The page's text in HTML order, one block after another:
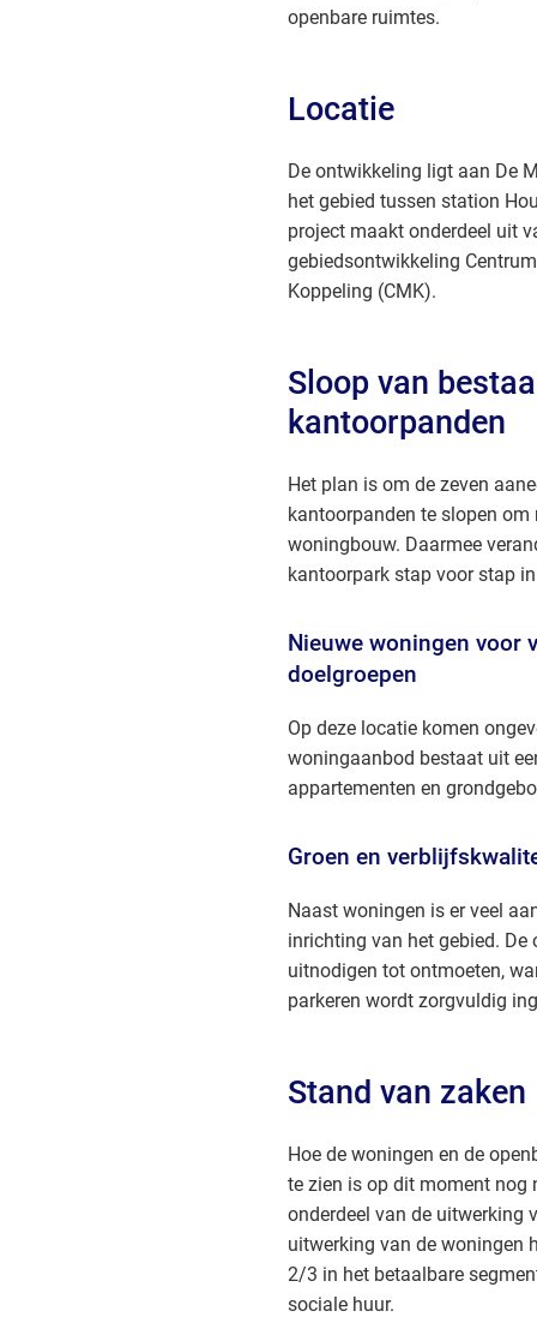
openbare ruimtes.
Locatie
De ontwikkeling ligt aan De
het gebied tussen station
project maakt onderdeel uit
gebiedsontwikkeling
Koppeling (CMK).
Sloop van
kantoorpanden
Het plan is om de zeven
kantoorpanden te slopen
woningbouw. Daarmee
kantoorpark stap voor stap
Nieuwe woningen voor
doelgroepen
Op deze locatie komen
woningaanbod bestaat uit
appartementen en
Groen en
Naast woningen is er veel
inrichting van het gebied. De
uitnodigen tot ontmoeten,
parkeren wordt zorgvuldig
Stand van zaken
Hoe de woningen en de
te zien is op dit moment nog
onderdeel van de uitwerking
uitwerking van de woningen
2/3 in het betaalbare
sociale huur.